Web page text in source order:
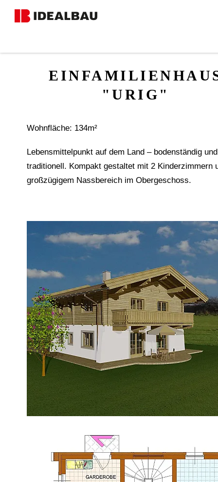
"URIG"
Wohnfläche: 134m²
Lebensmittelpunkt auf dem Land – bodenständig und
traditionell. Kompakt gestaltet mit 2 Kinderzimmern
großzügigem Nassbereich im Obergeschoss.